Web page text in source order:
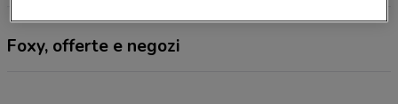
Foxy, offerte e negozi